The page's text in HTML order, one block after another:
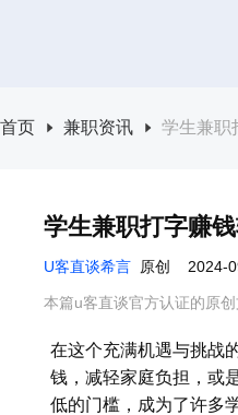
首页 兼职资讯 学生兼职
学生兼职打字赚
U客直谈希言 原创 2024-
本篇u客直谈官方认证的原
在这个充满机遇与挑战
钱，减轻家庭负担，或
低的门槛，成为了许多